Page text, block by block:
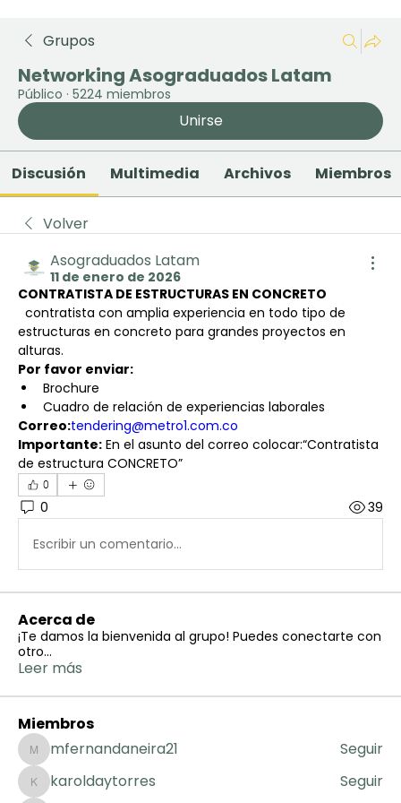
Grupos
Networking Asograduados Latam
Público · 5224 miembros
Unirse
Discusión Multimedia Archivos Miembros
Volver
Asograduados Latam
11 de enero de 2026
CONTRATISTA DE ESTRUCTURAS EN CONCRETO
estructuras en concreto para grandes proyectos en
alturas.
Por favor enviar:
Brochure
Cuadro de relación de experiencias laborales
Correo:tendering@metro1.com.co
Importante: En el asunto del correo colocar:“Contratista
de estructura CONCRETO”
0
0 39
Escribir un comentario...
Acerca de
¡Te damos la bienvenida al grupo! Puedes conectarte con
otro...
Leer más
Miembros
mfernandaneira21
mfernandaneira21 Seguir
karoldaytorres
karoldaytorres Seguir